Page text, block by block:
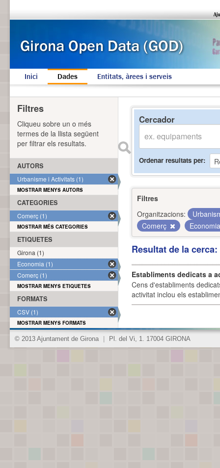
Inici Dades Entitats, àrees i serveis
Cercador
Ordenar resultats per
Filtres
Organitzacions:
Comerç
Resultat de la
Establiments dedicats a
Cens d'establiments
activitat inclou els
Filtres
Cliqueu sobre un o més
termes de la llista següent
per filtrar els resultats.
AUTORS
Urbanisme i Activitats (1)
MOSTRAR MENYS AUTORS
CATEGORIES
Comerç (1)
MOSTRAR MÉS CATEGORIES
ETIQUETES
Girona (1)
Economia (1)
Comerç (1)
MOSTRAR MENYS ETIQUETES
FORMATS
CSV (1)
MOSTRAR MENYS FORMATS
© 2013 Ajuntament de Girona Pl. del Vi, 1. 17004 GIRONA